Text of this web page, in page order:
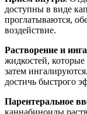
доступны в виде
проглатываются,
воздействие.
Растворение и
жидкостей,
затем
достичь быстрого
Парентеральное
каннабиноиды